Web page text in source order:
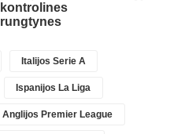
kontrolines
rungtynes
Italijos Serie A
Ispanijos La Liga
Anglijos Premier League